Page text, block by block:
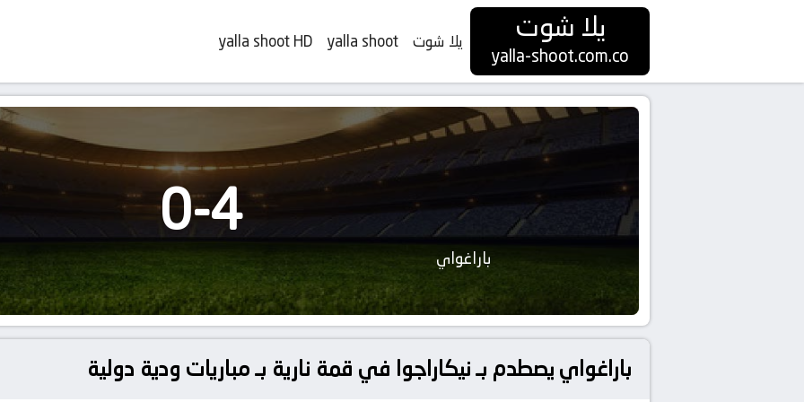
يلا شوت
yalla-shoot.com.co
يلا شوت yalla shoot
yalla shoot HD
باراغواي
4
-
0
باراغواي يصطدم بـ نيكاراجوا في قمة نارية بـ مباريات ودية دولية